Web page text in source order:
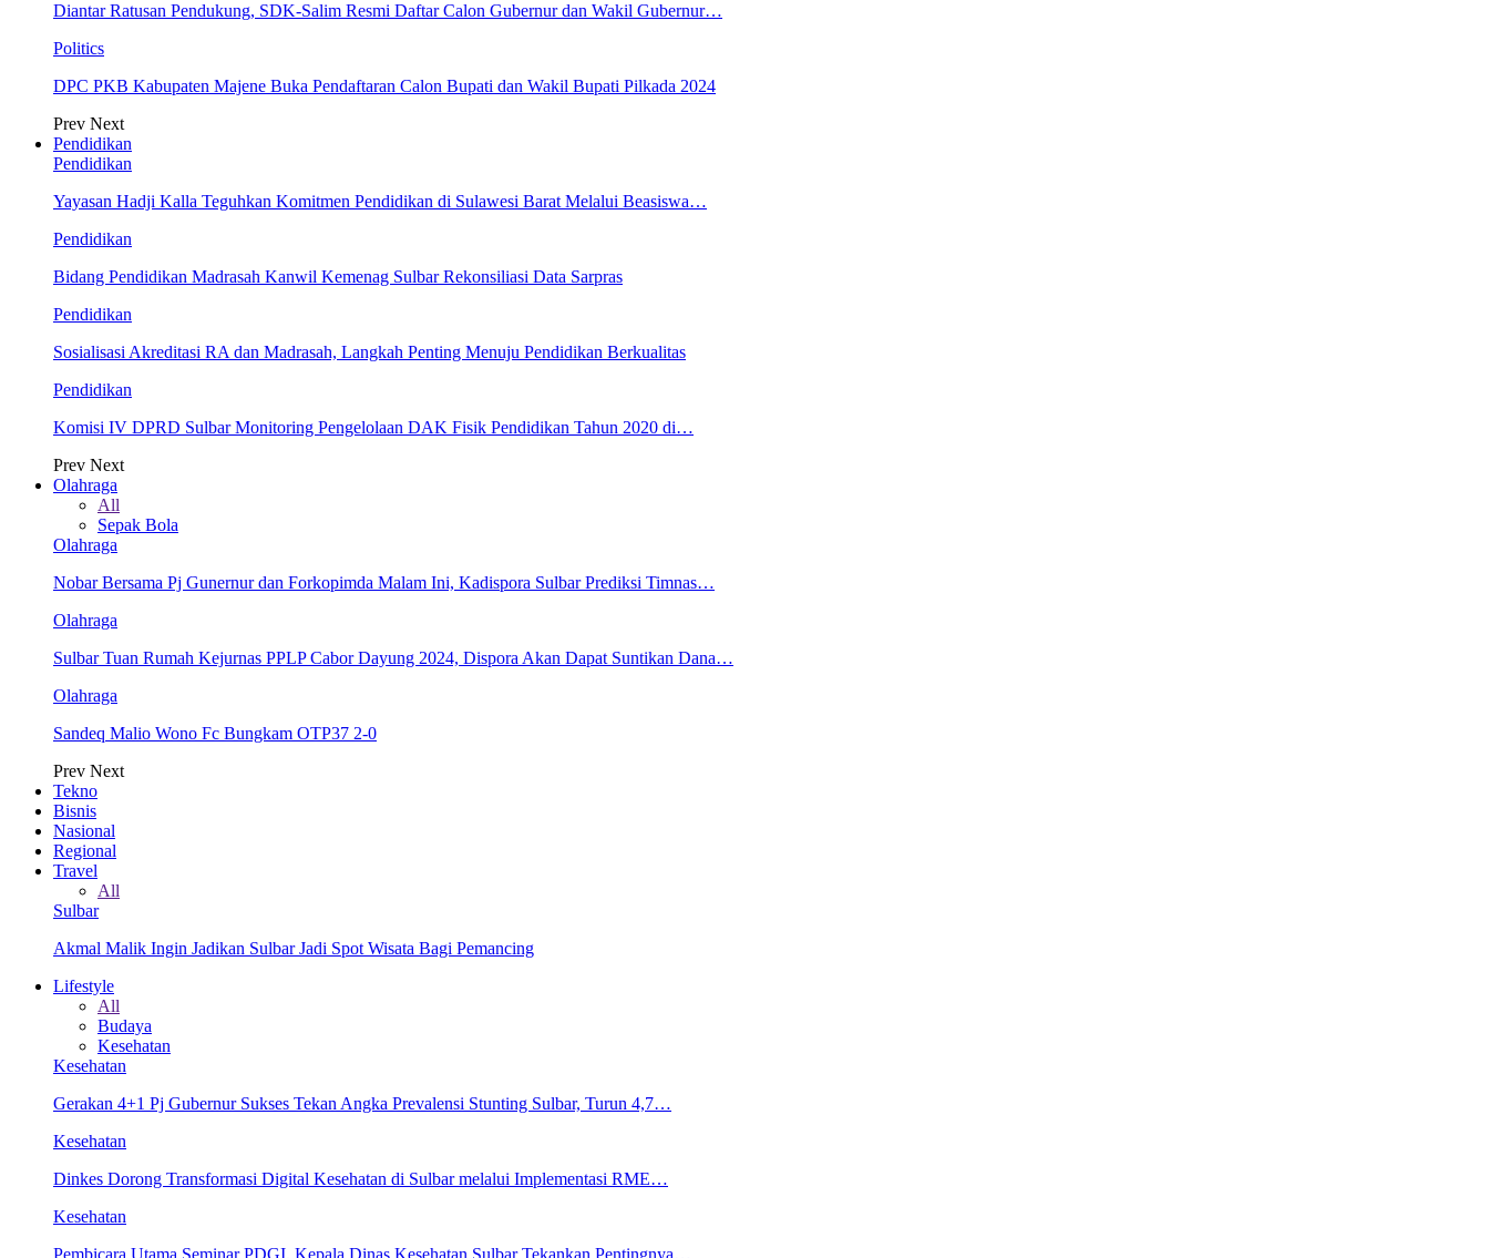
Diantar Ratusan Pendukung, SDK-Salim Resmi Daftar Calon Gubernur dan Wakil Gubernur…
Politics
DPC PKB Kabupaten Majene Buka Pendaftaran Calon Bupati dan Wakil Bupati Pilkada 2024
Prev Next
Pendidikan
Pendidikan
Yayasan Hadji Kalla Teguhkan Komitmen Pendidikan di Sulawesi Barat Melalui Beasiswa…
Pendidikan
Bidang Pendidikan Madrasah Kanwil Kemenag Sulbar Rekonsiliasi Data Sarpras
Pendidikan
Sosialisasi Akreditasi RA dan Madrasah, Langkah Penting Menuju Pendidikan Berkualitas
Pendidikan
Komisi IV DPRD Sulbar Monitoring Pengelolaan DAK Fisik Pendidikan Tahun 2020 di…
Prev Next
Olahraga
All
Sepak Bola
Olahraga
Nobar Bersama Pj Gunernur dan Forkopimda Malam Ini, Kadispora Sulbar Prediksi Timnas…
Olahraga
Sulbar Tuan Rumah Kejurnas PPLP Cabor Dayung 2024, Dispora Akan Dapat Suntikan Dana…
Olahraga
Sandeq Malio Wono Fc Bungkam OTP37 2-0
Prev Next
Tekno
Bisnis
Nasional
Regional
Travel
All
Sulbar
Akmal Malik Ingin Jadikan Sulbar Jadi Spot Wisata Bagi Pemancing
Lifestyle
All
Budaya
Kesehatan
Kesehatan
Gerakan 4+1 Pj Gubernur Sukses Tekan Angka Prevalensi Stunting Sulbar, Turun 4,7…
Kesehatan
Dinkes Dorong Transformasi Digital Kesehatan di Sulbar melalui Implementasi RME…
Kesehatan
Pembicara Utama Seminar PDGI, Kepala Dinas Kesehatan Sulbar Tekankan Pentingnya…